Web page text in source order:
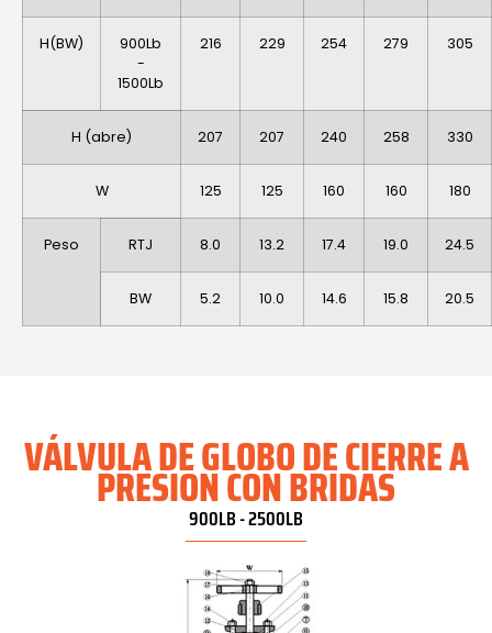
H(BW)
900Lb
-
1500Lb
216 229 254 279 305
H (abre) 207 207 240 258 330
W 125 125 160 160 180
Peso RTJ 8.0 13.2 17.4 19.0 24.5
BW 5.2 10.0 14.6 15.8 20.5
VÁLVULA DE GLOBO DE CIERRE A
PRESIÓN CON BRIDAS
900LB - 2500LB